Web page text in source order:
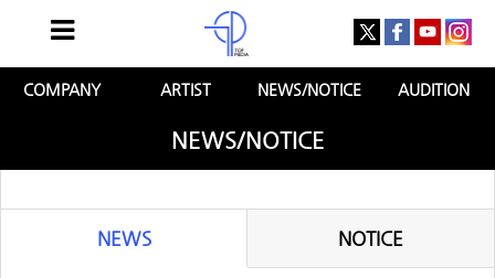
COMPANY ARTIST NEWS/NOTICE AUDITION
NEWS/NOTICE
NEWS NOTICE